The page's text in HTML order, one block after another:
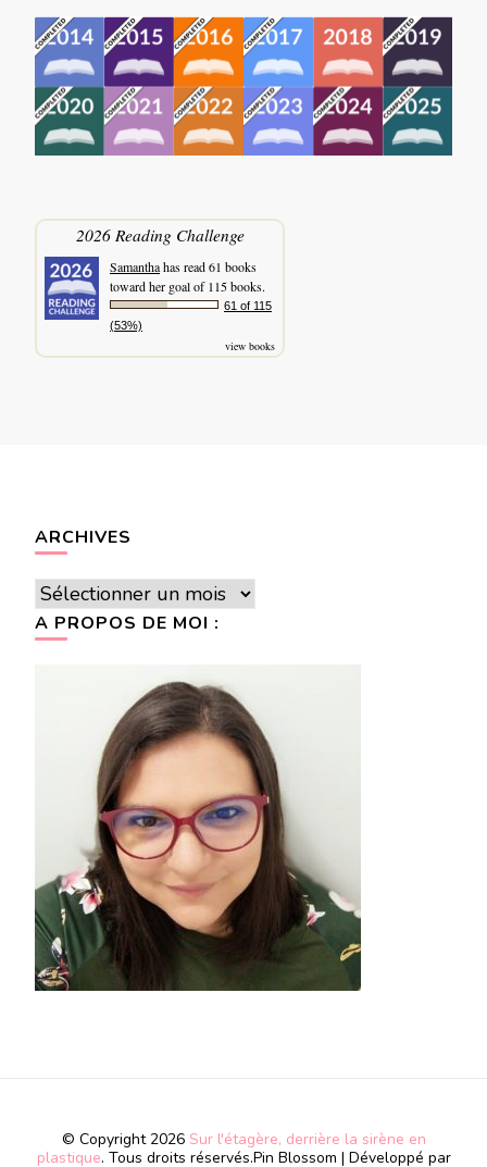
2026 Reading Challenge
Samanthahas read 61 books
toward her goal of 115 books.
61 of 115
(53%)
view books
ARCHIVES
Archives
A PROPOS DE MOI :
© Copyright 2026 Sur l'étagère, derrière la sirène en
plastique. Tous droits réservés.Pin Blossom | Développé par